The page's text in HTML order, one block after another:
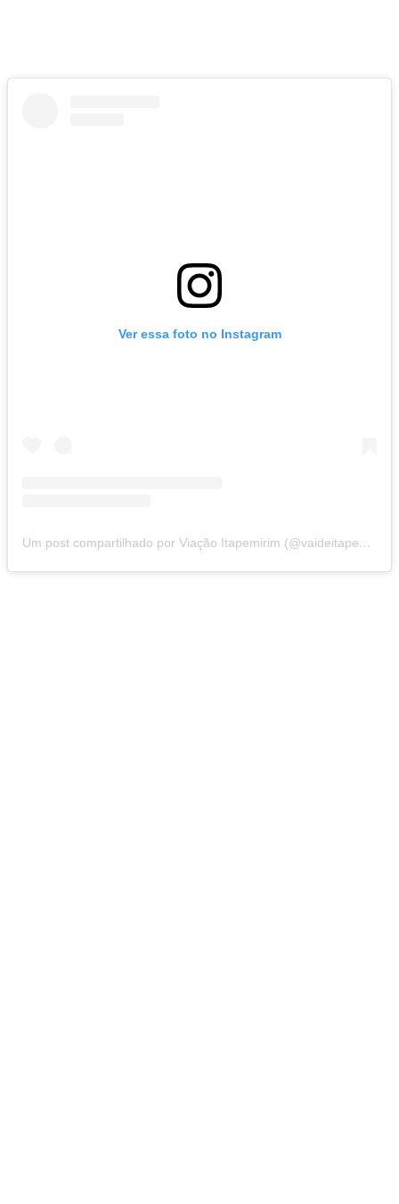
Ver essa foto no Instagram
Um post compartilhado por Viação Itapemirim (@vaideitapemirim)